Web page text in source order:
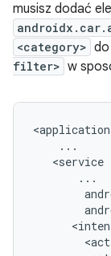
musisz dodać
<category>
filter> w